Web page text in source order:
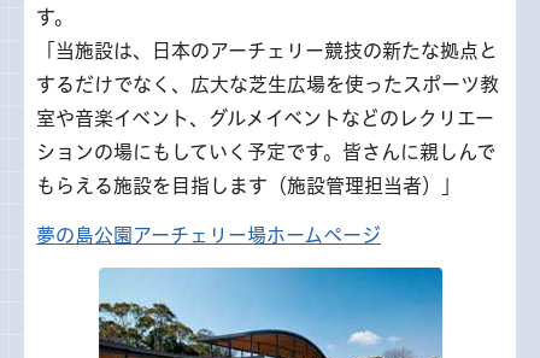
す。
「当施設は、日本のアーチェリー競技の新たな拠点と
するだけでなく、広大な芝生広場を使ったスポーツ教
室や音楽イベント、グルメイベントなどのレクリエー
ションの場にもしていく予定です。皆さんに親しんで
もらえる施設を目指します（施設管理担当者）」
夢の島公園アーチェリー場ホームページ